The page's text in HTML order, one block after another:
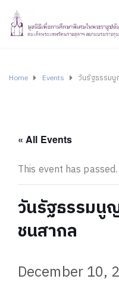
Home Events วันรัฐธรรม
« All Events
This event has passed.
วันรัฐธรรมนู
ชนสากล
December 10,